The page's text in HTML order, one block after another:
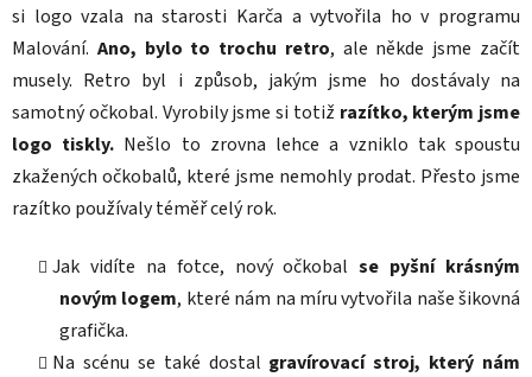
si logo vzala na starosti Karča a vytvořila ho v programu
Malování. Ano, bylo to trochu retro, ale někde jsme začít
musely. Retro byl i způsob, jakým jsme ho dostávaly na
samotný očkobal. Vyrobily jsme si totiž razítko, kterým jsme
logo tiskly. Nešlo to zrovna lehce a vzniklo tak spoustu
zkažených očkobalů, které jsme nemohly prodat. Přesto jsme
razítko používaly téměř celý rok.
Jak vidíte na fotce, nový očkobalse pyšní krásným
novým logem, které nám na míru vytvořila naše šikovná
grafička.
Na scénu se také dostal gravírovací stroj, který nám